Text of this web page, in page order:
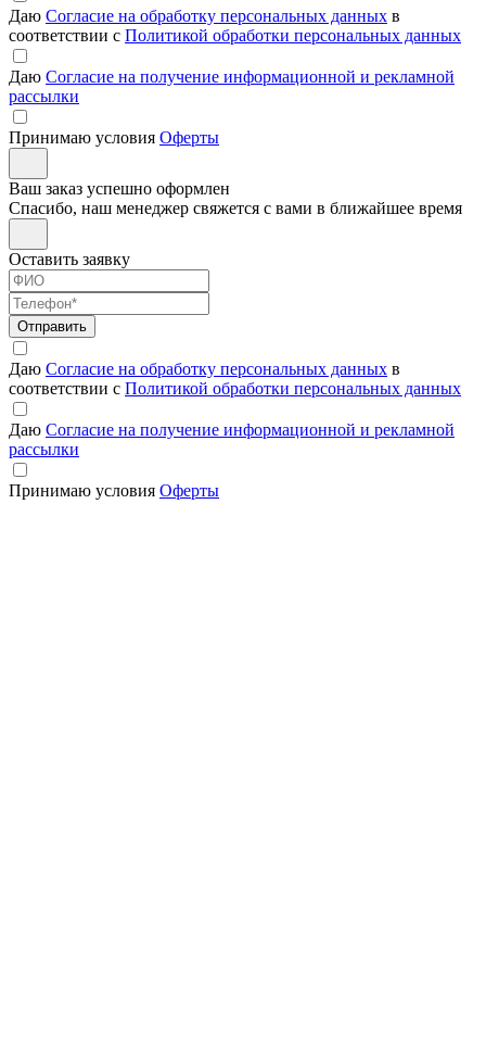
Даю Согласие на обработку персональных данных в
соответствии с Политикой обработки персональных данных
Даю Согласие на получение информационной и рекламной
рассылки
Принимаю условия Оферты
Ваш заказ успешно оформлен
Спасибо, наш менеджер свяжется с вами в ближайшее время
Оставить заявку
Отправить
Даю Согласие на обработку персональных данных в
соответствии с Политикой обработки персональных данных
Даю Согласие на получение информационной и рекламной
рассылки
Принимаю условия Оферты